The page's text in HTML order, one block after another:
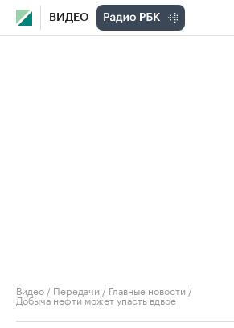
ВИДЕО
Видео / Передачи / Главные новости /
Добыча нефти может упасть вдвое